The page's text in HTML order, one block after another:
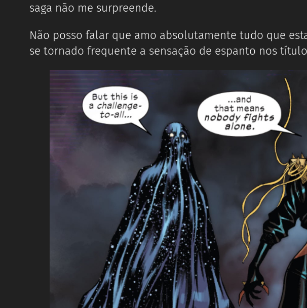
saga não me surpreende.
Não posso falar que amo absolutamente tudo que
se tornado frequente a sensação de espanto nos